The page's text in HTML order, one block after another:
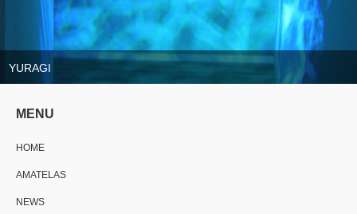
YURAGI
MENU
HOME
AMATELAS
NEWS